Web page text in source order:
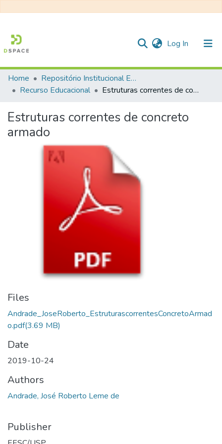
Log In (current)
Communities & Collections
Statistics
Home
Repositório Institucional EESC
Recurso Educacional
Estruturas correntes de concreto armado
Estruturas correntes de concreto
armado
Files
Andrade_JoseRoberto_EstruturascorrentesConcretoArmad
o.pdf(3.69 MB)
Date
2019-10-24
Authors
Andrade, José Roberto Leme de
Publisher